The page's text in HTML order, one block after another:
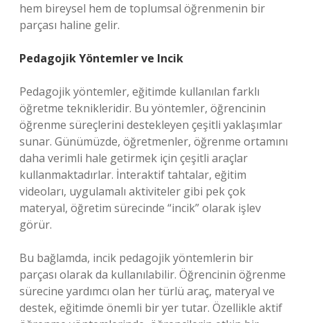
hem bireysel hem de toplumsal öğrenmenin bir
parçası haline gelir.
Pedagojik Yöntemler ve Incik
Pedagojik yöntemler, eğitimde kullanılan farklı
öğretme teknikleridir. Bu yöntemler, öğrencinin
öğrenme süreçlerini destekleyen çeşitli yaklaşımlar
sunar. Günümüzde, öğretmenler, öğrenme ortamını
daha verimli hale getirmek için çeşitli araçlar
kullanmaktadırlar. İnteraktif tahtalar, eğitim
videoları, uygulamalı aktiviteler gibi pek çok
materyal, öğretim sürecinde “incik” olarak işlev
görür.
Bu bağlamda, incik pedagojik yöntemlerin bir
parçası olarak da kullanılabilir. Öğrencinin öğrenme
sürecine yardımcı olan her türlü araç, materyal ve
destek, eğitimde önemli bir yer tutar. Özellikle aktif